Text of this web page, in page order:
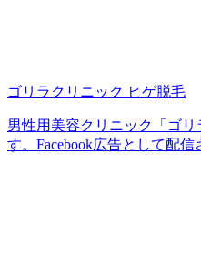
ゴリラクリニック ヒゲ脱毛
男性用美容クリニック「ゴ
す。Facebook広告として配